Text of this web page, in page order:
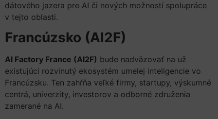
dátového jazera pre AI či nových možností spolupráce
v tejto oblasti.
Francúzsko (AI2F)
AI Factory France (AI2F) bude nadväzovať na už
existujúci rozvinutý ekosystém umelej inteligencie vo
Francúzsku. Ten zahŕňa veľké firmy, startupy, výskumné
centrá, univerzity, investorov a odborné združenia
zamerané na AI.